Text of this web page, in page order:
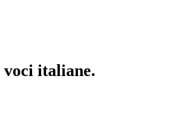
voci italiane.